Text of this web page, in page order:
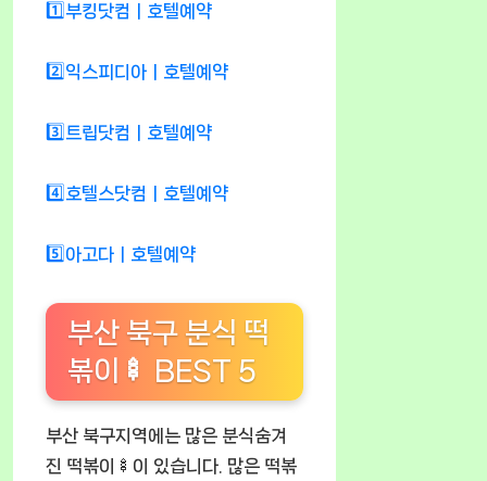
1️⃣부킹닷컴ㅣ호텔예약
2️⃣익스피디아ㅣ호텔예약
3️⃣트립닷컴ㅣ호텔예약
4️⃣호텔스닷컴ㅣ호텔예약
5️⃣아고다ㅣ호텔예약
부산 북구 분식 떡
볶이🍢 BEST 5
부산 북구지역에는 많은 분식숨겨
진 떡볶이🍢이 있습니다. 많은 떡볶